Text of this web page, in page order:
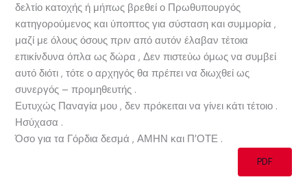
δελτίο κατοχής ή μήπως βρεθεί ο Πρωθυπουργός
κατηγορούμενος και ύποπτος για σύσταση και συμμορία ,
μαζί με όλους όσους πριν από αυτόν έλαβαν τέτοια
επικίνδυνα όπλα ως δώρα , Δεν πιστεύω όμως να συμβεί
αυτό διότι , τότε ο αρχηγός θα πρέπει να διωχθεί ως
συνεργός – προμηθευτής .
Ευτυχώς Παναγία μου , δεν πρόκειται να γίνει κάτι τέτοιο .
Ησύχασα .
Όσο για τα Γόρδια δεσμά , ΑΜΗΝ και Π’ΟΤΕ .
PDF